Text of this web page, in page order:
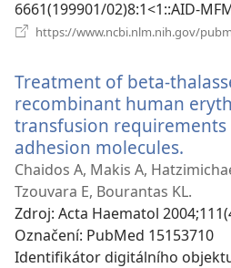
6661(199901/02)8:1<1::AID-
https://www.ncbi.nlm.nih.gov/
Treatment of beta-
recombinant human
transfusion requirements
adhesion molecules.
nové
okno)
Chaidos A, Makis A,
Tzouvara E, Bourantas KL.
Zdroj‎: Acta Haematol
Označení‎: PubMed 15153710
Identifikátor digitálního